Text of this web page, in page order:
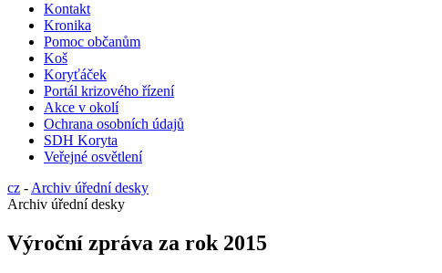
Kontakt
Kronika
Pomoc občanům
Koš
Koryťáček
Portál krizového řízení
Akce v okolí
Ochrana osobních údajů
SDH Koryta
Veřejné osvětlení
cz - Archiv úřední desky
Archiv úřední desky
Výroční zpráva za rok 2015